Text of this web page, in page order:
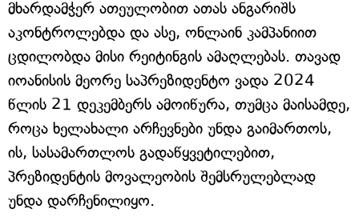
მხარდამჭერ ათეულობით ათას ანგარიშს
აკონტროლებდა და ასე, ონლაინ კამპანიით
ცდილობდა მისი რეიტინგის ამაღლებას. თავად
იოანისის მეორე საპრეზიდენტო ვადა 2024
წლის 21 დეკემბერს ამოიწურა, თუმცა მაისამდე,
როცა ხელახალი არჩევნები უნდა გაიმართოს,
ის, სასამართლოს გადაწყვეტილებით,
პრეზიდენტის მოვალეობის შემსრულებლად
უნდა დარჩენილიყო.